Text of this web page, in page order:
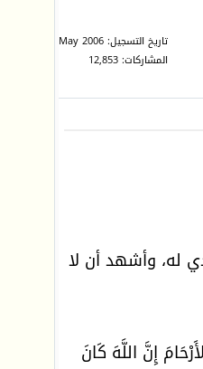
تاريخ التسجيل: May 2006
المشاركات: 12,853
له، وأشهد أن لا
إِنَّ اللَّهَ كَانَ